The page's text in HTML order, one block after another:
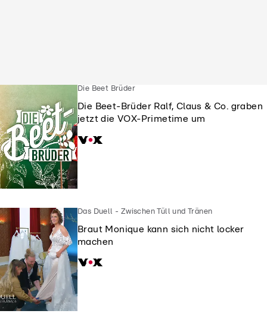
Die Beet Brüder
Die Beet-Brüder Ralf, Claus & Co. graben
jetzt die VOX-Primetime um
Das Duell - Zwischen Tüll und Tränen
Braut Monique kann sich nicht locker
machen